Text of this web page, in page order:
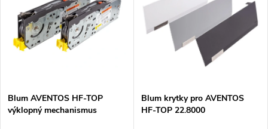
Blum AVENTOS HF-TOP
výklopný mechanismus
Blum krytky pro AVENTOS
HF-TOP 22.8000